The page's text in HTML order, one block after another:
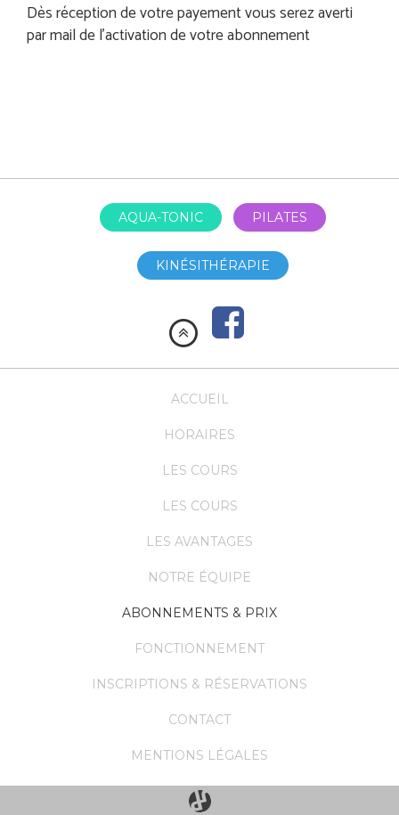
Dès réception de votre payement vous serez averti
par mail de l’activation de votre abonnement
AQUA-TONIC PILATES
KINÉSITHÉRAPIE
ACCUEIL
HORAIRES
LES COURS
LES COURS
LES AVANTAGES
NOTRE ÉQUIPE
ABONNEMENTS & PRIX
FONCTIONNEMENT
INSCRIPTIONS & RÉSERVATIONS
CONTACT
MENTIONS LÉGALES